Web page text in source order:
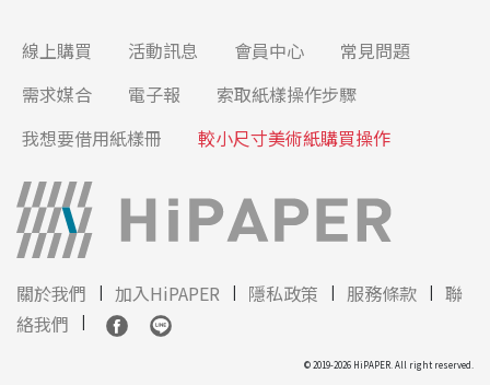
線上購買 活動訊息 會員中心
常見問題
需求媒合
電子報
索取紙樣操作步驟
我想要借用紙樣冊
較小尺寸美術紙購買操作
關於我們 加入HiPAPER 隱私政策 服務條款
聯
絡我們
© 2019-2026 HiPAPER. All right reserved.